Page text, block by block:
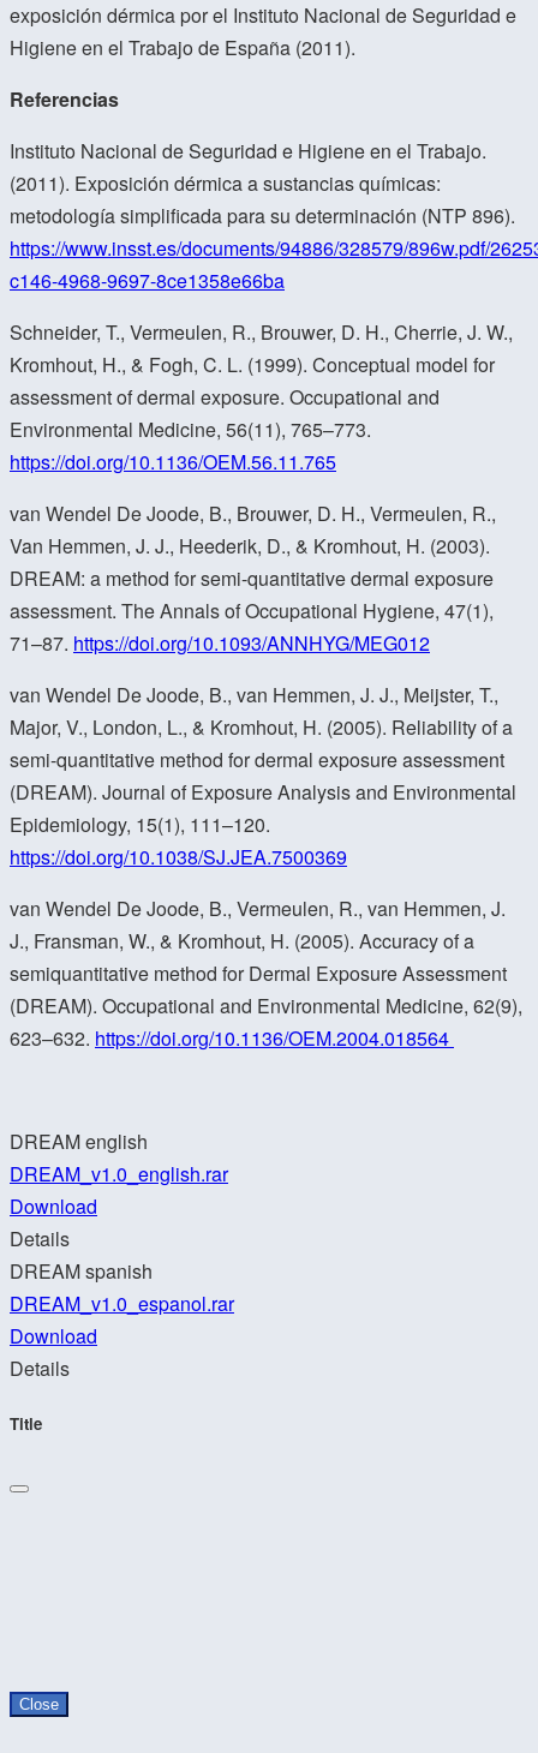
exposición dérmica por el Instituto Nacional de Seguridad e
Higiene en el Trabajo de España (2011).
Referencias
Instituto Nacional de Seguridad e Higiene en el Trabajo.
(2011). Exposición dérmica a sustancias químicas:
metodología simplificada para su determinación (NTP 896).
https://www.insst.es/documents/94886/328579/896w.pdf/
c146-4968-9697-8ce1358e66ba
Schneider, T., Vermeulen, R., Brouwer, D. H., Cherrie, J. W.,
Kromhout, H., & Fogh, C. L. (1999). Conceptual model for
assessment of dermal exposure. Occupational and
Environmental Medicine, 56(11), 765–773.
https://doi.org/10.1136/OEM.56.11.765
van Wendel De Joode, B., Brouwer, D. H., Vermeulen, R.,
Van Hemmen, J. J., Heederik, D., & Kromhout, H. (2003).
DREAM: a method for semi-quantitative dermal exposure
assessment. The Annals of Occupational Hygiene, 47(1),
71–87. https://doi.org/10.1093/ANNHYG/MEG012
van Wendel De Joode, B., van Hemmen, J. J., Meijster, T.,
Major, V., London, L., & Kromhout, H. (2005). Reliability of a
semi-quantitative method for dermal exposure assessment
(DREAM). Journal of Exposure Analysis and Environmental
Epidemiology, 15(1), 111–120.
https://doi.org/10.1038/SJ.JEA.7500369
van Wendel De Joode, B., Vermeulen, R., van Hemmen, J.
J., Fransman, W., & Kromhout, H. (2005). Accuracy of a
semiquantitative method for Dermal Exposure Assessment
(DREAM). Occupational and Environmental Medicine, 62(9),
623–632. https://doi.org/10.1136/OEM.2004.018564
DREAM english
DREAM_v1.0_english.rar
Download
Details
DREAM spanish
DREAM_v1.0_espanol.rar
Download
Details
Title
Close